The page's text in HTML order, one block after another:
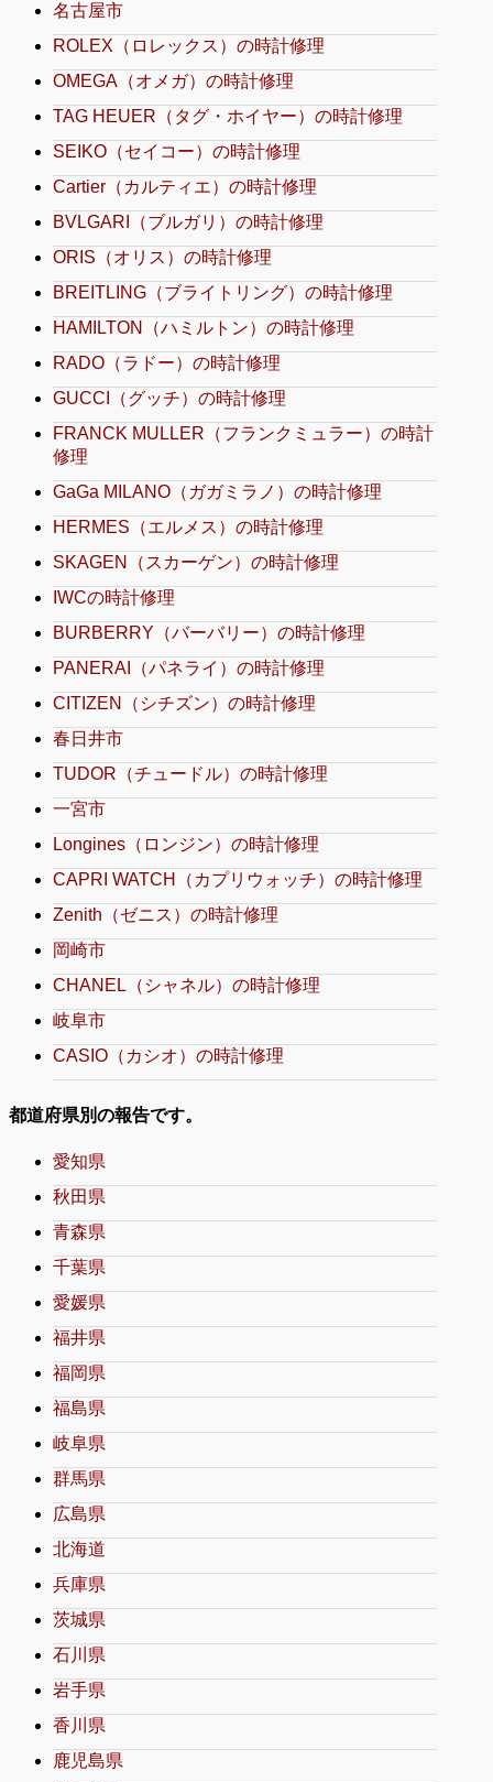
名古屋市
ROLEX（ロレックス）の時計修理
OMEGA（オメガ）の時計修理
TAG HEUER（タグ・ホイヤー）の時計修理
SEIKO（セイコー）の時計修理
Cartier（カルティエ）の時計修理
BVLGARI（ブルガリ）の時計修理
ORIS（オリス）の時計修理
BREITLING（ブライトリング）の時計修理
HAMILTON（ハミルトン）の時計修理
RADO（ラドー）の時計修理
GUCCI（グッチ）の時計修理
FRANCK MULLER（フランクミュラー）の時計
修理
GaGa MILANO（ガガミラノ）の時計修理
HERMES（エルメス）の時計修理
SKAGEN（スカーゲン）の時計修理
IWCの時計修理
BURBERRY（バーバリー）の時計修理
PANERAI（パネライ）の時計修理
CITIZEN（シチズン）の時計修理
春日井市
TUDOR（チュードル）の時計修理
一宮市
Longines（ロンジン）の時計修理
CAPRI WATCH（カプリウォッチ）の時計修理
Zenith（ゼニス）の時計修理
岡崎市
CHANEL（シャネル）の時計修理
岐阜市
CASIO（カシオ）の時計修理
都道府県別の報告です。
愛知県
秋田県
青森県
千葉県
愛媛県
福井県
福岡県
福島県
岐阜県
群馬県
広島県
北海道
兵庫県
茨城県
石川県
岩手県
香川県
鹿児島県